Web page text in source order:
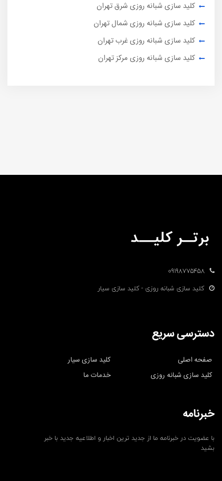
کلید سازی شبانه روزی شرق تهران
کلید سازی شبانه روزی شمال تهران
کلید سازی شبانه روزی غرب تهران
کلید سازی شبانه روزی مرکز تهران
09198775458
کلید سازی شبانه روزی - کلید سازی سیار
دسترسی سریع
صفحه اصلی
کلید سازی سیار
کلید سازی شبانه روزی
خدمات ما
خبرنامه
با عضویت در خبرنامه ما از جدید ترین اخبار و اطلاعیه جدید با خبر
بشید